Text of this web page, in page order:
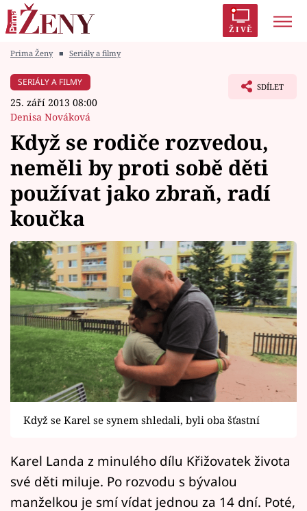
ŽIVĚ
Módní alarm
Témata
Celebrity
Vztahy
Seriály
Horoskopy
Sledujte prima+
Filmový festival Karlovy Vary
Přihlášení
Prima Ženy ■ Seriály a filmy
SERIÁLY A FILMY
25. září 2013 08:00
Denisa Nováková
SDÍLET
Když se rodiče rozvedou,
neměli by proti sobě děti
používat jako zbraň, radí
koučka
Když se Karel se synem shledali, byli oba šťastní
Karel Landa z minulého dílu Křižovatek života
své děti miluje. Po rozvodu s bývalou
manželkou je smí vídat jednou za 14 dní. Poté,